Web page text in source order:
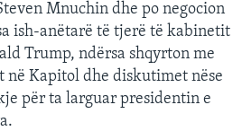
Mnuchin dhe po negocion
ish-anëtarë të tjerë të kabinetit
Trump, ndërsa shqyrton me
në Kapitol dhe diskutimet nëse
për ta larguar presidentin e